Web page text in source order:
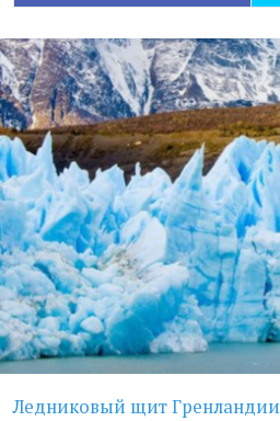
Ледниковый щит Гренландии